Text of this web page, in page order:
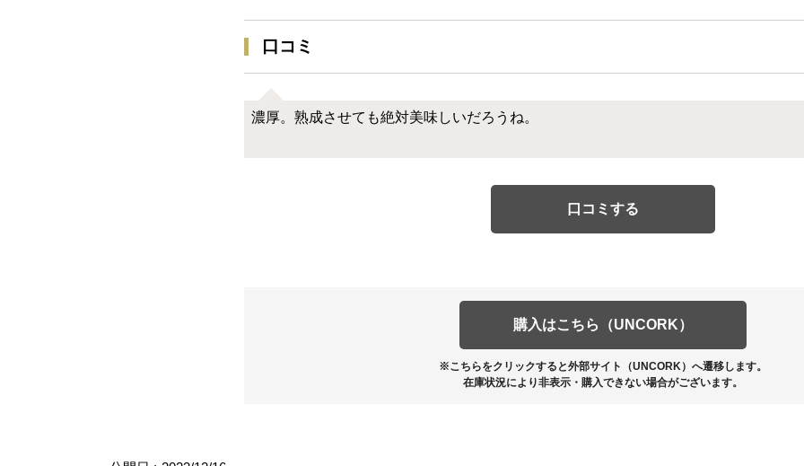
口コミ
濃厚。熟成させても絶対美味しいだろうね。
口コミする
購入はこちら（UNCORK）
※こちらをクリックすると外部サイト（UNCORK）へ遷移します。
在庫状況により非表示・購入できない場合がございます。